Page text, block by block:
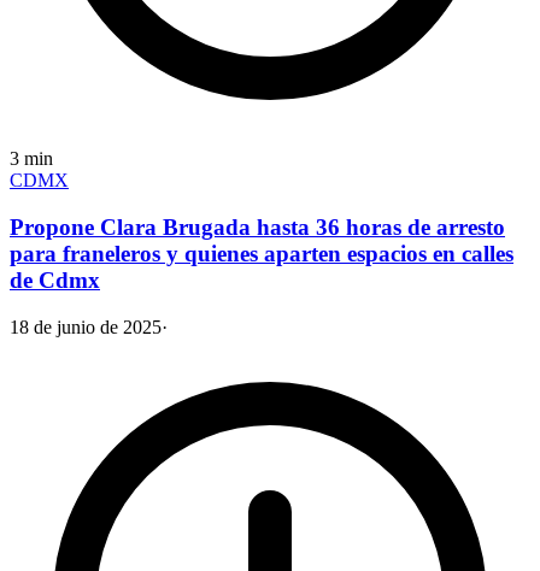
3 min
CDMX
Propone Clara Brugada hasta 36 horas de arresto
para franeleros y quienes aparten espacios en calles
de Cdmx
18 de junio de 2025·